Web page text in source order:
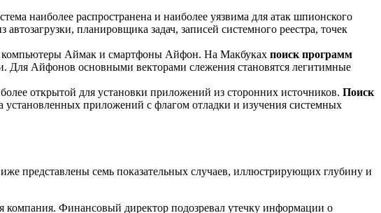
наиболее распространена и наиболее уязвима для атак шпионского
автозагрузки, планировщика задач, записей системного реестра, точек
компьютеры Аймак и смартфоны Айфон. На Макбуках поиск программ
Для Айфонов основными векторами слежения становятся легитимные
открытой для установки приложений из сторонних источников. Поиск
установленных приложений с флагом отладки и изучения системных
представлены семь показательных случаев, иллюстрирующих глубину и
компания. Финансовый директор подозревал утечку информации о